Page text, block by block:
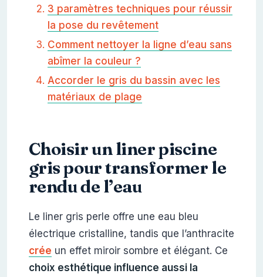
3 paramètres techniques pour réussir
la pose du revêtement
Comment nettoyer la ligne d’eau sans
abîmer la couleur ?
Accorder le gris du bassin avec les
matériaux de plage
Choisir un liner piscine
gris pour transformer le
rendu de l’eau
Le liner gris perle offre une eau bleu
électrique cristalline, tandis que l’anthracite
crée un effet miroir sombre et élégant. Ce
choix esthétique influence aussi la